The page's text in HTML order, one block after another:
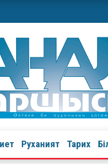
Руханият Тарих